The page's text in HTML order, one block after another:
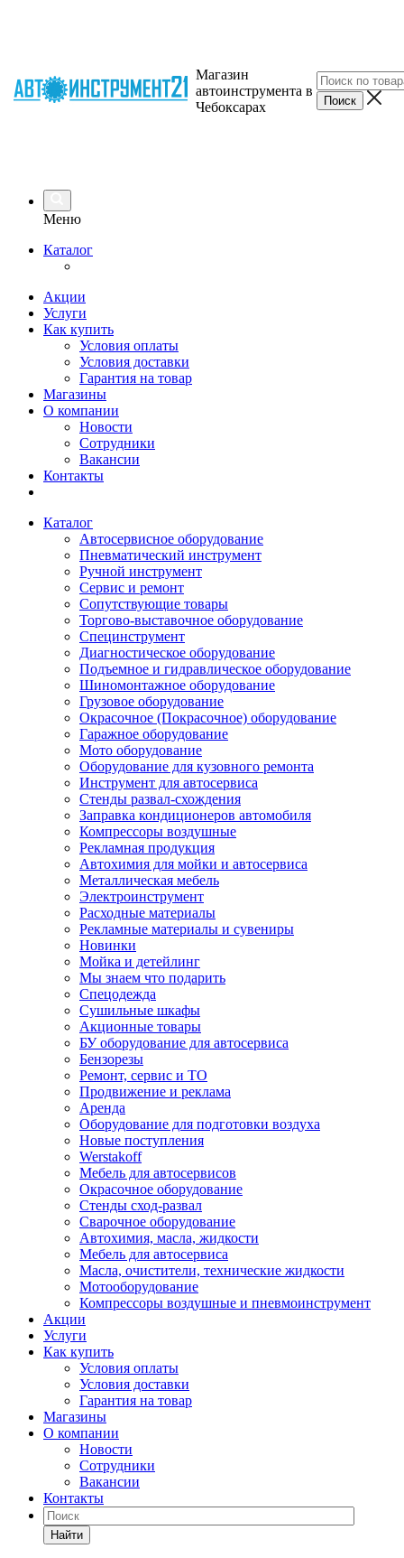
Магазин
автоинструмента в
Чебоксарах
Меню
Каталог
Акции
Услуги
Как купить
Условия оплаты
Условия доставки
Гарантия на товар
Магазины
О компании
Новости
Сотрудники
Вакансии
Контакты
Каталог
Автосервисное оборудование
Пневматический инструмент
Ручной инструмент
Сервис и ремонт
Сопутствующие товары
Торгово-выставочное оборудование
Специнструмент
Диагностическое оборудование
Подъемное и гидравлическое оборудование
Шиномонтажное оборудование
Грузовое оборудование
Окрасочное (Покрасочное) оборудование
Гаражное оборудование
Мото оборудование
Оборудование для кузовного ремонта
Инструмент для автосервиса
Стенды развал-схождения
Заправка кондиционеров автомобиля
Компрессоры воздушные
Рекламная продукция
Автохимия для мойки и автосервиса
Металлическая мебель
Электроинструмент
Расходные материалы
Рекламные материалы и сувениры
Новинки
Мойка и детейлинг
Мы знаем что подарить
Спецодежда
Сушильные шкафы
Акционные товары
БУ оборудование для автосервиса
Бензорезы
Ремонт, сервис и ТО
Продвижение и реклама
Аренда
Оборудование для подготовки воздуха
Новые поступления
Werstakoff
Мебель для автосервисов
Окрасочное оборудование
Стенды сход-развал
Сварочное оборудование
Автохимия, масла, жидкости
Мебель для автосервиса
Масла, очистители, технические жидкости
Мотооборудование
Компрессоры воздушные и пневмоинструмент
Акции
Услуги
Как купить
Условия оплаты
Условия доставки
Гарантия на товар
Магазины
О компании
Новости
Сотрудники
Вакансии
Контакты
Найти